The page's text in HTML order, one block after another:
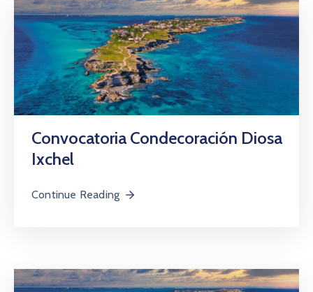
Convocatoria Condecoración Diosa
Ixchel
Continue Reading